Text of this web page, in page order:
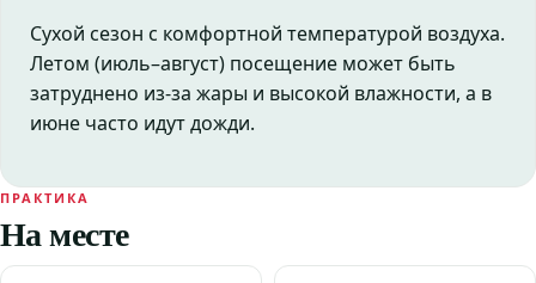
Сухой сезон с комфортной температурой воздуха.
Летом (июль–август) посещение может быть
затруднено из-за жары и высокой влажности, а в
июне часто идут дожди.
ПРАКТИКА
На месте